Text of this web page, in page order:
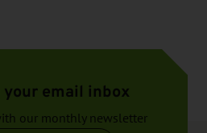
email inbox
our monthly newsletter